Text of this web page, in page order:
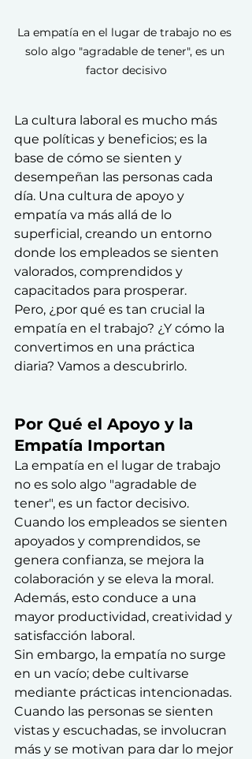
La empatía en el lugar de trabajo no es
solo algo "agradable de tener", es un
factor decisivo
La cultura laboral es mucho más
que políticas y beneficios; es la
base de cómo se sienten y
desempeñan las personas cada
día. Una cultura de apoyo y
empatía va más allá de lo
superficial, creando un entorno
donde los empleados se sienten
valorados, comprendidos y
capacitados para prosperar.
Pero, ¿por qué es tan crucial la
empatía en el trabajo? ¿Y cómo la
convertimos en una práctica
diaria? Vamos a descubrirlo.
Por Qué el Apoyo y la
Empatía Importan
La empatía en el lugar de trabajo
no es solo algo "agradable de
tener", es un factor decisivo.
Cuando los empleados se sienten
apoyados y comprendidos, se
genera confianza, se mejora la
colaboración y se eleva la moral.
Además, esto conduce a una
mayor productividad, creatividad y
satisfacción laboral.
Sin embargo, la empatía no surge
en un vacío; debe cultivarse
mediante prácticas intencionadas.
Cuando las personas se sienten
vistas y escuchadas, se involucran
más y se motivan para dar lo mejor